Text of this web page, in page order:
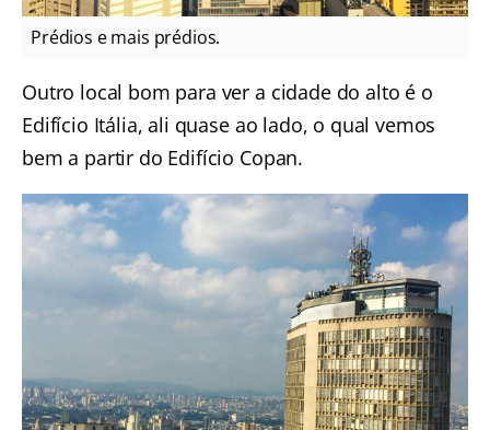
Prédios e mais prédios.
Outro local bom para ver a cidade do alto é o
Edifício Itália, ali quase ao lado, o qual vemos
bem a partir do Edifício Copan.